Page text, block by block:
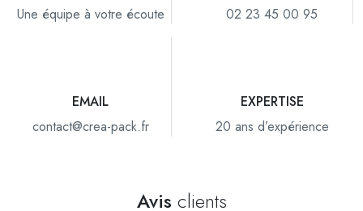
Une équipe à votre écoute
02 23 45 00 95
EMAIL
contact@crea-pack.fr
EXPERTISE
20 ans d’expérience
Avis clients